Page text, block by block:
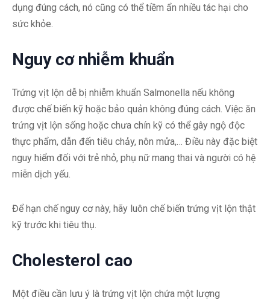
dụng đúng cách, nó cũng có thể tiềm ẩn nhiều tác hại cho
sức khỏe.
Nguy cơ nhiễm khuẩn
Trứng vịt lộn dễ bị nhiễm khuẩn Salmonella nếu không
được chế biến kỹ hoặc bảo quản không đúng cách. Việc ăn
trứng vịt lộn sống hoặc chưa chín kỹ có thể gây ngộ độc
thực phẩm, dẫn đến tiêu chảy, nôn mửa,… Điều này đặc biệt
nguy hiểm đối với trẻ nhỏ, phụ nữ mang thai và người có hệ
miễn dịch yếu.
Để hạn chế nguy cơ này, hãy luôn chế biến trứng vịt lộn thật
kỹ trước khi tiêu thụ.
Cholesterol cao
Một điều cần lưu ý là trứng vịt lộn chứa một lượng